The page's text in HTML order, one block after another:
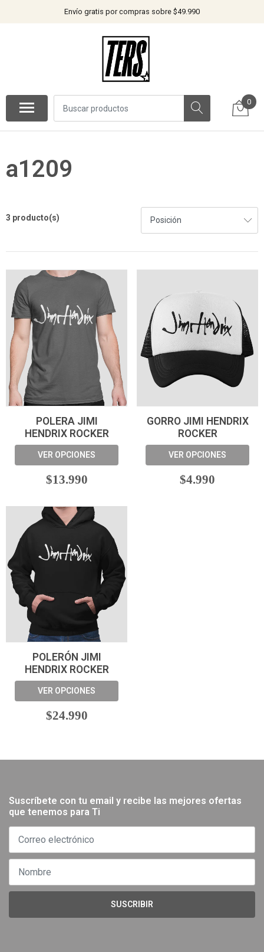
Envío gratis por compras sobre $49.990
0
a1209
3 producto(s)
POLERA JIMI
HENDRIX ROCKER
VER OPCIONES
$13.990
GORRO JIMI HENDRIX
ROCKER
VER OPCIONES
$4.990
POLERÓN JIMI
HENDRIX ROCKER
VER OPCIONES
$24.990
Suscríbete con tu email y recibe las mejores ofertas
que tenemos para Ti
SUSCRIBIR